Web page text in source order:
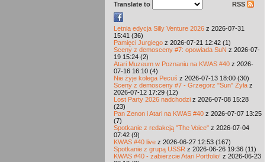
Translate to RSS
Letnia edycja Silly Venture 2026 z 2026-07-31
15:41 (36)
Pamięci Jurgiego z 2026-07-21 12:42 (1)
Sceny z demosceny #7: opowiada SuN z 2026-07-
19 15:24 (2)
Atari Muzeum w Poznaniu na KWAS #40 z 2026-
07-16 16:10 (4)
Nie żyje kolega Pecuś z 2026-07-13 18:00 (30)
Sceny z demosceny #7 - Grzegorz "Sun" Żyła z
2026-07-12 17:29 (12)
Lost Party 2026 nadchodzi z 2026-07-08 15:28
(23)
Pan Zenon i Atari na KWAS #40 z 2026-07-07 13:25
(7)
Spotkanie z redakcją "The Voice" z 2026-07-04
07:42 (9)
KWAS #40 live z 2026-06-27 12:53 (167)
Spotkanie z grupą USSR z 2026-06-26 19:36 (11)
KWAS #40 - zabierzcie Atari Portfolio! z 2026-06-23